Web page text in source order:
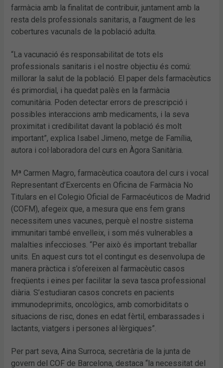
farmàcia amb la finalitat de contribuir, juntament amb la
resta dels professionals sanitaris, a l’augment de les
cobertures vacunals de la població adulta.
“La vacunació és responsabilitat de tots els
professionals sanitaris i el nostre objectiu és comú:
millorar la salut de la població. El paper dels farmacèutics
és primordial, i ha quedat palès en la farmàcia
comunitària. Poden detectar errors de prescripció i
possibles interaccions amb medicaments, i la seva
proximitat i credibilitat davant la població és molt
important”, explica Isabel Jimeno, metge de Família,
autora i col·laboradora del curs en Àgora Sanitària.
Mª Carmen Magro, farmacèutica coautora del curs i vocal
Representant d’Exercents en Oficina de Farmàcia No
Titulars en el Colegio Oficial de Farmacéuticos de Madrid
(COFM), afegeix que, a mesura que ens fem grans
necessitem unes vacunes, perquè el nostre sistema
immunitari també envelleix, i som més vulnerables a
malalties infeccioses. “Per això és important treballar
units. En aquest curs tot el contingut es desenvolupa de
manera pràctica i s’ofereixen al farmacèutic casos
freqüents i eines per facilitar la seva tasca professional
diària. S’estudiaran casos concrets en pacients
immunodeprimits, oncològics, amb comorbiditats o
situacions de risc, dones en edat fèrtil, embarassades i
lactants, viatgers i persones al·lèrgiques”.
Per part seva, Aina Surroca, secretària de la junta de
govern del COF de Barcelona, destaca “la necessitat del